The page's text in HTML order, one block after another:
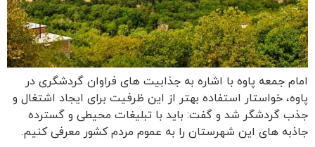
امام جمعه پاوه با اشاره به جذابیت های فراوان گردشگری در
پاوه، خواستار استفاده بهتر از این ظرفیت برای ایجاد اشتغال و
جذب گردشگر شد و گفت: باید با تبلیغات محیطی و گسترده
جاذبه های این شهرستان را به عموم مردم کشور معرفی کنیم.